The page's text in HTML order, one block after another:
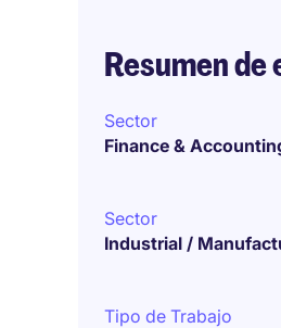
Resumen de
Sector
Finance &
Sector
Industrial /
Tipo de Trabajo